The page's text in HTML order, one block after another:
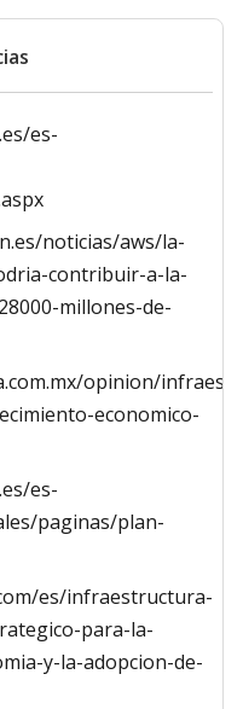
es-
noticias/aws/la-
contribuir-a-la-
millones-de-
opinion/
economico-
es-
paginas/plan-
es/infraestructura-
para-la-
y-la-adopcion-de-